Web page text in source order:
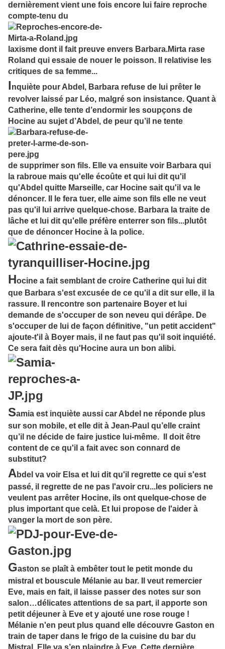
dernièrement vient une fois encore lui faire reproche
compte-tenu du
laxisme dont il fait preuve envers Barbara.Mirta rase
Roland qui essaie de nouer le poisson. Il relativise les
critiques de sa femme...
Inquiète pour Abdel, Barbara refuse de lui prêter le
revolver laissé par Léo, malgré son insistance. Quant à
Catherine, elle tente d’endormir les soupçons de
Hocine au sujet d’Abdel, de peur qu’il ne tente
de supprimer son fils. Elle va ensuite voir Barbara qui
la rabroue mais qu'elle écoûte et qui lui dit qu'il
qu'Abdel quitte Marseille, car Hocine sait qu'il va le
dénoncer. Il le fera tuer, elle aime son fils elle ne veut
pas qu'il lui arrive quelque-chose. Barbara la traite de
lâche et lui dit qu'elle préfère enterrer son fils...plutôt
que de dénoncer Hocine à la police.
Hocine a fait semblant de croire Catherine qui lui dit
que Barbara s'est excusée de ce qu'il a dit sur elle, il la
rassure. Il rencontre son partenaire Boyer et lui
demande de s'occuper de son neveu qui dérâpe. De
s'occuper de lui de façon définitive, "un petit accident"
ajoute-t'il à Boyer mais, il ne faut pas qu'il soit inquiété.
Ce sera fait dès qu'Hocine aura un bon alibi.
Samia est inquiète aussi car Abdel ne réponde plus
sur son mobile, et elle dit à Jean-Paul qu’elle craint
qu’il ne décide de faire justice lui-même. Il doit être
content de ce qu'il a fait avec son connard de
substitut?
Abdel va voir Elsa et lui dit qu'il regrette ce qui s'est
passé, il regrette de ne pas l'avoir cru...les policiers ne
veulent pas arrêter Hocine, ils ont quelque-chose de
plus important que celà. Et lui propose de l'aider à
vanger la mort de son père.
Gaston se plaît à embêter tout le petit monde du
mistral et bouscule Mélanie au bar. Il veut remercier
Eve, mais en fait, il laisse passer des notes sur son
salon…délicates attentions de sa part, il apporte son
petit déjeuner à Eve et y ajouté une rose rouge !
Mélanie n'en peut plus quand elle découvre Gaston en
train de taper dans le frigo de la cuisine du bar du